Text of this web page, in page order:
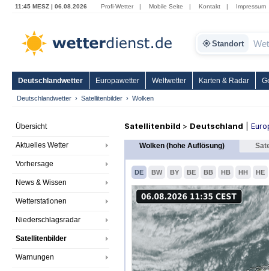
11:45 MESZ | 06.08.2026 Profi-Wetter | Mobile Seite | Kontakt | Impressum
Standort
Deutschlandwetter Europawetter Weltwetter Karten & Radar
Deutschlandwetter Satellitenbilder Wolken
Übersicht
Aktuelles Wetter
Vorhersage
News & Wissen
Wetterstationen
Niederschlagsradar
Satellitenbilder
Warnungen
Satellitenbild > Deutschland
Wolken (hohe Auflösung)
DE BW BY BE BB HB HH HE